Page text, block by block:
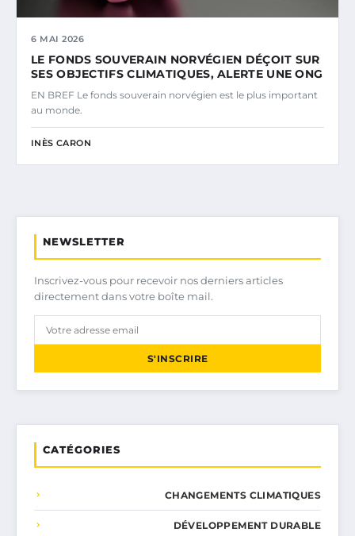
6 MAI 2026
LE FONDS SOUVERAIN NORVÉGIEN DÉÇOIT SUR
SES OBJECTIFS CLIMATIQUES, ALERTE UNE ONG
EN BREF Le fonds souverain norvégien est le plus important
au monde.
INÈS CARON
NEWSLETTER
Inscrivez-vous pour recevoir nos derniers articles
directement dans votre boîte mail.
S'INSCRIRE
CATÉGORIES
CHANGEMENTS CLIMATIQUES
DÉVELOPPEMENT DURABLE